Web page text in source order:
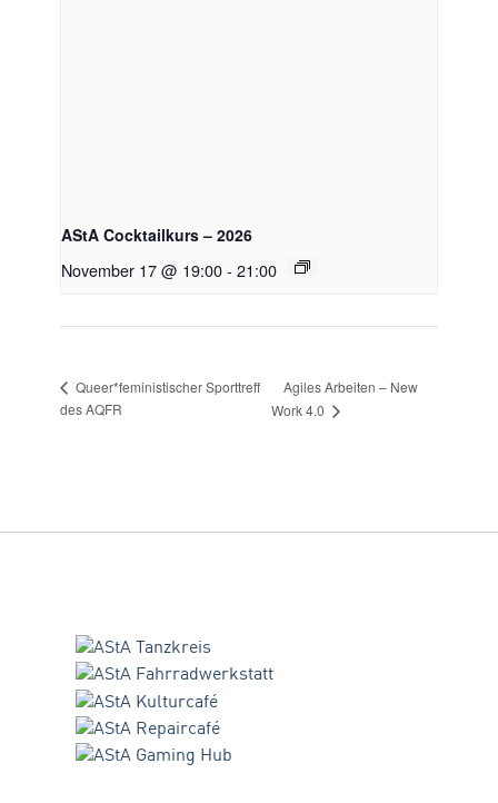
AStA Cocktailkurs – 2026
November 17 @ 19:00- 21:00
Queer*feministischer Sporttreff
des AQFR
Agiles Arbeiten – New
Work 4.0